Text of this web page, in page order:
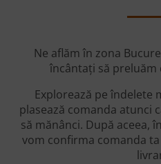
Ne aflăm în zona
încântați să preluăm
Explorează pe îndelete
plasează comanda atunci
să mănânci. După aceea,
vom confirma comanda